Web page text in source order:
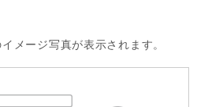
メージ写真が表示されます。